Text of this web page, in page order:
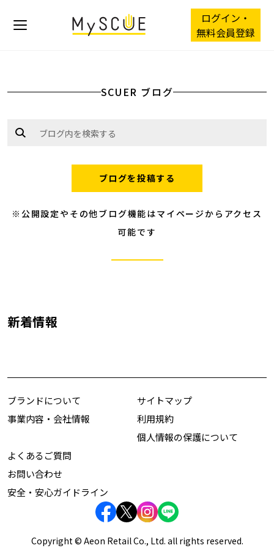
ログイン・
無料会員登録
SCUER ブログ
ブログを投稿する
※公開設定やその他ブログ機能はマイページからアクセス
可能です
新着情報
ブランドについて
事業内容・会社情報
サイトマップ
利用規約
個人情報の保護について
よくあるご質問
お問い合わせ
安全・安心ガイドライン
Copyright © Aeon Retail Co., Ltd. all rights reserved.